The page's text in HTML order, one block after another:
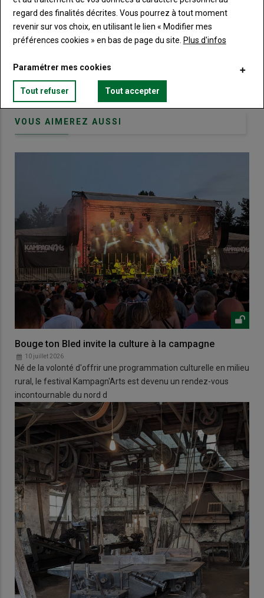
BodyChoisissez votre formule et créez votre
compte pour accéder à tout Terre de
Touraine.
Lien
VOUS AIMEREZ AUSSI
Bouge ton Bled invite la culture à la campagne
10 juillet 2026
Né de la volonté d'offrir une programmation culturelle en milieu
rural, le festival Kampagn'Arts est devenu un rendez-vous
incontournable du nord d
regard des finalités décrites. Vous pourrez à tout moment
revenir sur vos choix, en utilisant le lien « Modifier mes
préférences cookies » en bas de page du site. Plus d'infos
Paramétrer mes cookies
Tout refuser Tout accepter